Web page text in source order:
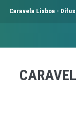
Caravela Lisboa -